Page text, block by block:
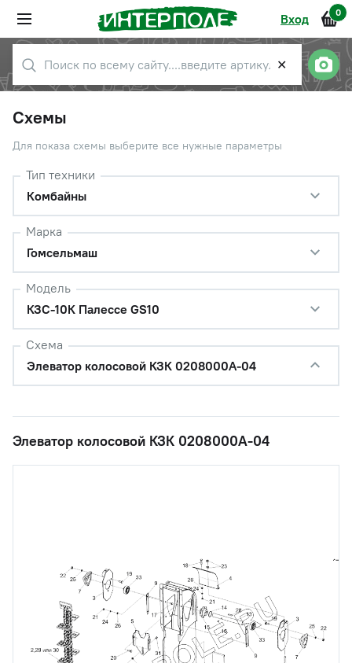
Вход 0
✕
Схемы
Для показа схемы выберите все нужные параметры
Тип техники
Комбайны
Марка
Гомсельмаш
Модель
КЗС-10К Палессе GS10
Схема
Элеватор колосовой КЗК 0208000А-04
Элеватор колосовой КЗК 0208000А-04